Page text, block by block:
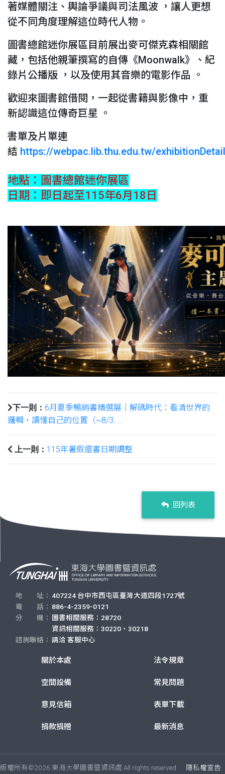
著媒體關注、輿論爭議與司法風波 ，讓人更想
從不同角度理解這位時代人物。
圖書總館迷你展區目前展出麥可傑克森相關館
藏，包括他親筆撰寫的自傳《Moonwalk》、紀
錄片公播版 ，以及使用其音樂的電影作品 。
歡迎來圖書館借閱，一起從書籍與影像中，重
新認識這位傳奇巨星 。
書單及片單連
結 https://webpac.lib.thu.edu.tw/
地點：圖書總館迷你展區
日期：即日起至115年6月18日
下一則： 6月夏季暢銷書精選展｜解碼時代：看清世界的
邏輯，讀懂自己的位置（~8/3....
上一則： 115年暑假還書日期調整
回列表
地 址： 407224 台中市西屯區臺灣大道四段1727號
電 話： 886-4-2359-0121
分 機：
圖書相關服務：28720
資訊相關服務：30220、30218
諮詢聯絡： 請洽 客服中心
關於本處
空間設備
意見信箱
捐款捐贈
法令規章
常見問題
表單下載
最新消息
版權所有©2026 東海大學圖書暨資訊處 All rights reserved 隱私權宣告